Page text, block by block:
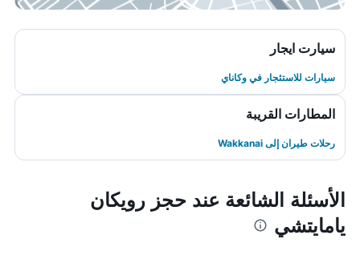
سيارت ايجار
سيارات للاستئجار في وكاناي
المطارات القريبة
رحلات طيران إلى Wakkanai
الأسئلة الشائعة عند حجز رويكان
يامايتشي